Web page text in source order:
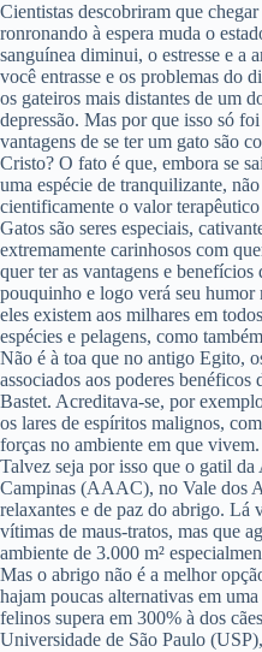
Cientistas descobriram que
ronronando à espera muda o
sanguínea diminui, o estresse e a
você entrasse e os problemas do
os gateiros mais distantes de um
depressão. Mas por que isso só
vantagens de se ter um gato são
Cristo? O fato é que, embora se
uma espécie de tranquilizante,
cientificamente o valor
Gatos são seres especiais,
extremamente carinhosos com
quer ter as vantagens e benefícios
pouquinho e logo verá seu humor
eles existem aos milhares em
espécies e pelagens, como
Não é à toa que no antigo Egito,
associados aos poderes
Bastet. Acreditava-se, por
os lares de espíritos malignos,
forças no ambiente em que vivem.
Talvez seja por isso que o gatil
Campinas (AAAC), no Vale dos
relaxantes e de paz do abrigo. Lá
vítimas de maus-tratos, mas que
ambiente de 3.000 m²
Mas o abrigo não é a melhor
hajam poucas alternativas em
felinos supera em 300% à dos
Universidade de São Paulo